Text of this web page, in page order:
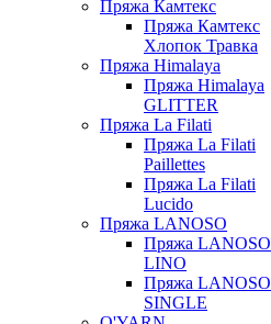
Пряжа Камтекс
Пряжа Камтекс
Хлопок Травка
Пряжа Himalaya
Пряжа Himalaya
GLITTER
Пряжа La Filati
Пряжа La Filati
Paillettes
Пряжа La Filati
Lucido
Пряжа LANOSO
Пряжа LANOSO
LINO
Пряжа LANOSO
SINGLE